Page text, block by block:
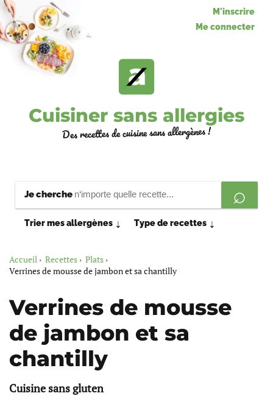
M'inscrire
Me connecter
Cuisiner sans allergies
Des recettes de cuisine sans allergènes !
Je cherche
Trier mes allergènes ⇣ Type de recettes ⇣
Accueil Recettes
Plats
Verrines de mousse de jambon et sa chantilly
Verrines de mousse
de jambon et sa
chantilly
Cuisine sans gluten